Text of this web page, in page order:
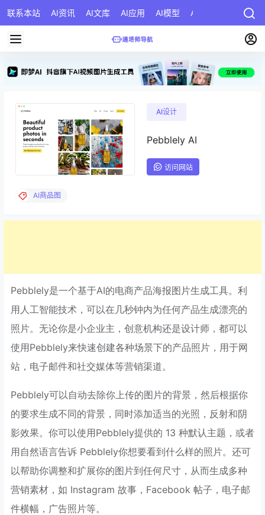
联系本站 AI资讯 AI文库 AI应用 AI模型 AI公司 AI提示词
AI设计
Pebblely AI
访问网站
AI商品图
Pebblely是一个基于AI的电商产品海报图片生成工具。利
用人工智能技术，可以在几秒钟内为任何产品生成漂亮的
照片。无论你是小企业主，创意机构还是设计师，都可以
使用Pebblely来快速创建各种场景下的产品照片，用于网
站，电子邮件和社交媒体等营销渠道。
Pebblely可以自动去除你上传的图片的背景，然后根据你
的要求生成不同的背景，同时添加适当的光照，反射和阴
影效果。你可以使用Pebblely提供的 13 种默认主题，或者
用自然语言告诉 Pebblely你想要看到什么样的照片。还可
以帮助你调整和扩展你的图片到任何尺寸，从而生成多种
营销素材，如 Instagram 故事，Facebook 帖子，电子邮
件横幅，广告照片等。